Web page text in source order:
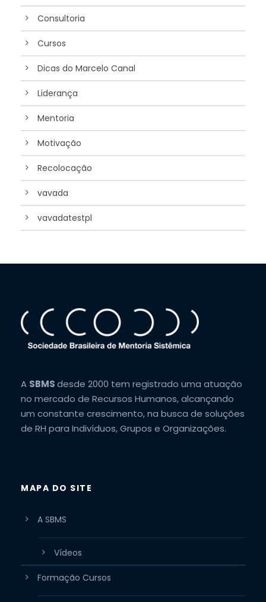
Consultoria
Cursos
Dicas do Marcelo Canal
Liderança
Mentoria
Motivação
Recolocação
vavada
vavadatestpl
A SBMSdesde 2000 tem registrado uma atuação
no mercado de Recursos Humanos, alcançando
um constante crescimento, na busca de soluções
de RH para Indivíduos, Grupos e Organizações.
MAPA DO SITE
A SBMS
Vídeos
Formação Cursos